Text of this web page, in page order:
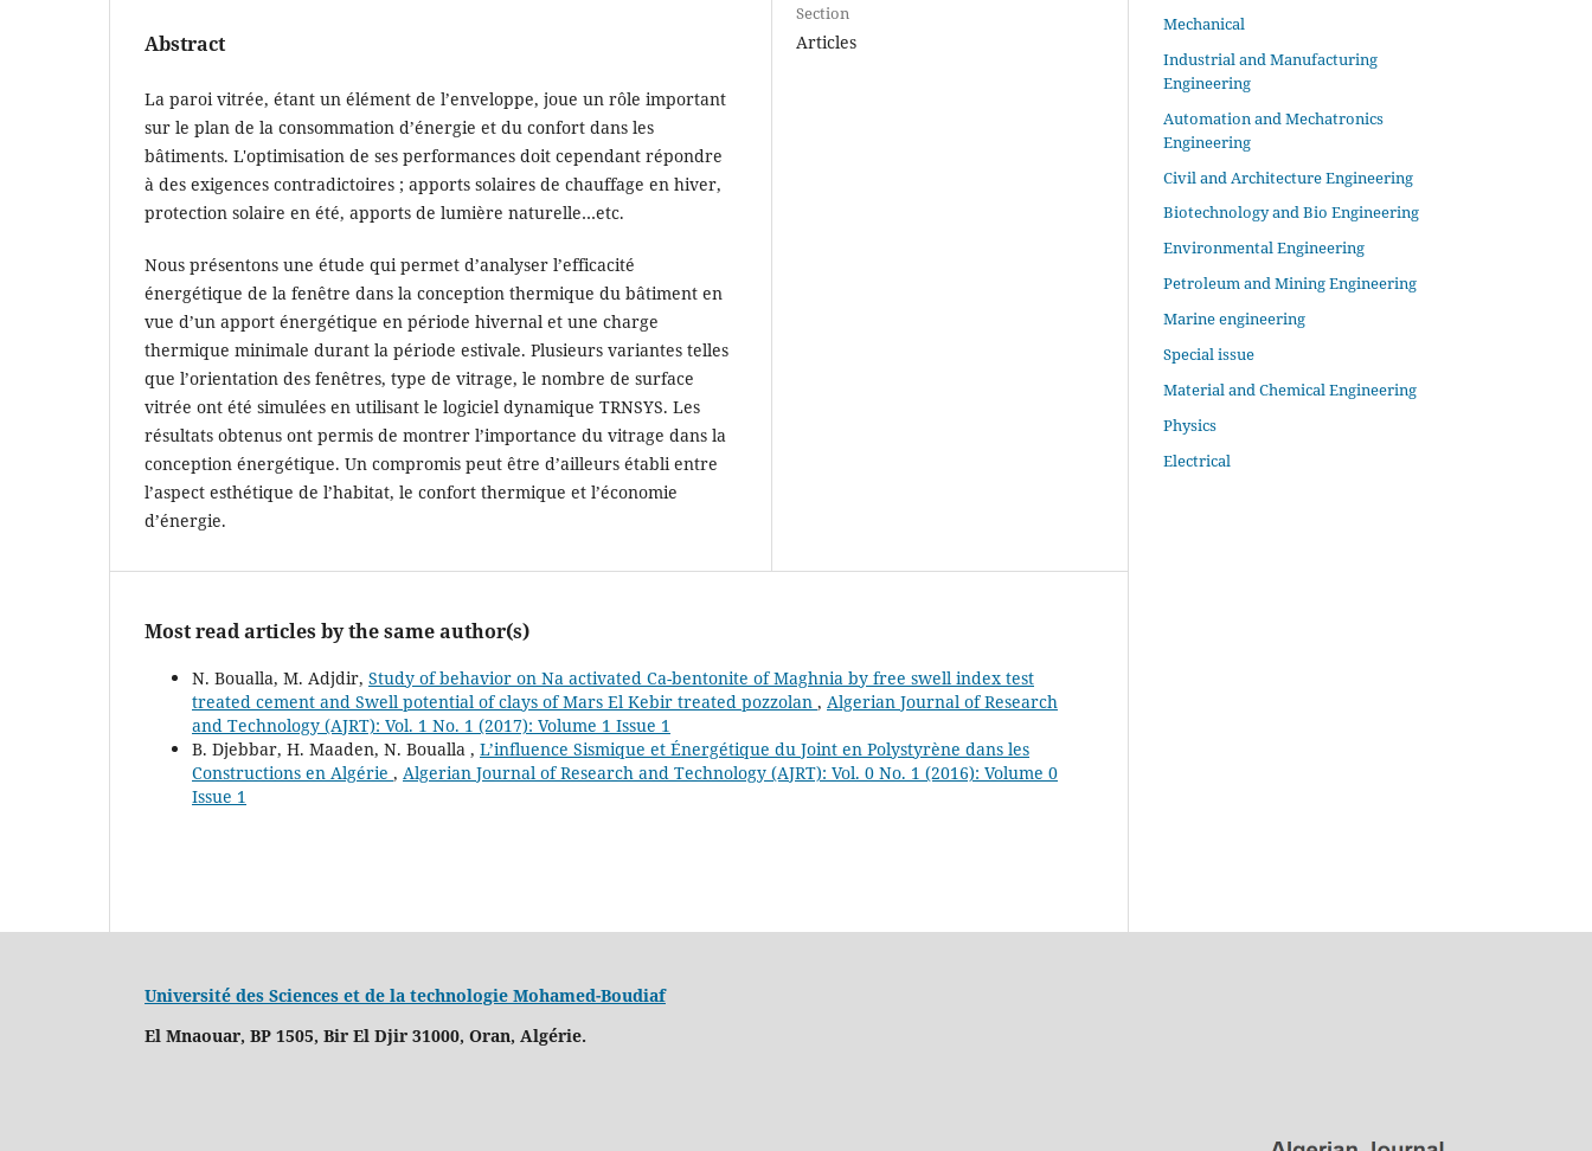
Abstract
La paroi vitrée, étant un élément de l’enveloppe, joue un rôle important
sur le plan de la consommation d’énergie et du confort dans les
bâtiments. L'optimisation de ses performances doit cependant répondre
à des exigences contradictoires ; apports solaires de chauffage en hiver,
protection solaire en été, apports de lumière naturelle…etc.
Nous présentons une étude qui permet d’analyser l’efficacité
énergétique de la fenêtre dans la conception thermique du bâtiment en
vue d’un apport énergétique en période hivernal et une charge
thermique minimale durant la période estivale. Plusieurs variantes telles
que l’orientation des fenêtres, type de vitrage, le nombre de surface
vitrée ont été simulées en utilisant le logiciel dynamique TRNSYS. Les
résultats obtenus ont permis de montrer l’importance du vitrage dans la
conception énergétique. Un compromis peut être d’ailleurs établi entre
l’aspect esthétique de l’habitat, le confort thermique et l’économie
d’énergie.
Section
Articles
Most read articles by the same author(s)
N. Boualla, M. Adjdir, Study of behavior on Na activated Ca-bentonite of Maghnia by free swell index test
treated cement and Swell potential of clays of Mars El Kebir treated pozzolan , Algerian Journal of Research
and Technology (AJRT): Vol. 1 No. 1 (2017): Volume 1 Issue 1
B. Djebbar, H. Maaden, N. Boualla , L’influence Sismique et Énergétique du Joint en Polystyrène dans les
Constructions en Algérie , Algerian Journal of Research and Technology (AJRT): Vol. 0 No. 1 (2016): Volume 0
Issue 1
Mechanical
Industrial and Manufacturing
Engineering
Automation and Mechatronics
Engineering
Civil and Architecture Engineering
Biotechnology and Bio Engineering
Environmental Engineering
Petroleum and Mining Engineering
Marine engineering
Special issue
Material and Chemical Engineering
Physics
Electrical
Université des Sciences et de la technologie Mohamed-Boudiaf
El Mnaouar, BP 1505, Bir El Djir 31000, Oran, Algérie.